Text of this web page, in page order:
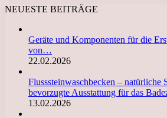
NEUESTE BEITRÄGE
Geräte und Komponenten für die
von…
22.02.2026
Flusssteinwaschbecken – natürliche
bevorzugte Ausstattung für das
13.02.2026